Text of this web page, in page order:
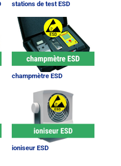
stations de test ESD
champmètre ESD
ioniseur ESD